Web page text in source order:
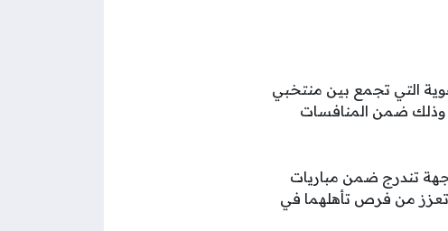
التي تجمع بين منتخبي
وذلك ضمن المنافسات
تندرج ضمن مباريات
تعزز من فرص تأهلهما في